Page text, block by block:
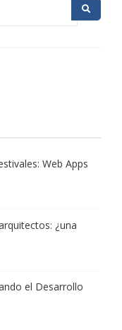
Web Apps
¿una
el Desarrollo